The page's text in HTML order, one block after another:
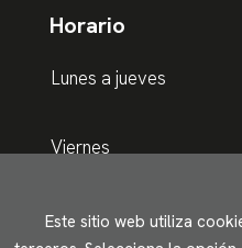
Horario
Lunes a jueves
Viernes
Horario de verano
Este sitio web utiliza